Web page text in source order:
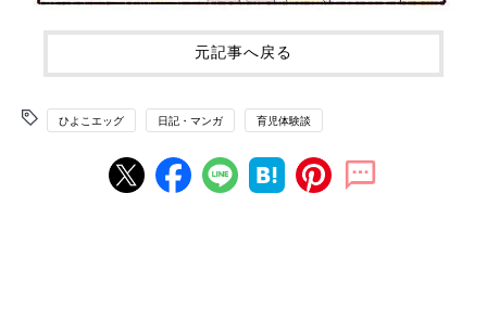
元記事へ戻る
ひよこエッグ 日記・マンガ 育児体験談